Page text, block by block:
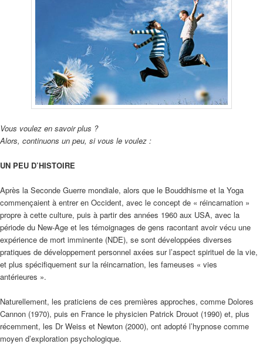
Vous voulez en savoir plus ?
Alors, continuons un peu, si vous le voulez :
UN PEU D’HISTOIRE
Après la Seconde Guerre mondiale, alors que le Bouddhisme et la Yoga
commençaient à entrer en Occident, avec le concept de « réincarnation »
propre à cette culture, puis à partir des années 1960 aux USA, avec la
période du New-Age et les témoignages de gens racontant avoir vécu une
expérience de mort imminente (NDE), se sont développées diverses
pratiques de développement personnel axées sur l’aspect spirituel de la vie,
et plus spécifiquement sur la réincarnation, les fameuses « vies
antérieures ».
Naturellement, les praticiens de ces premières approches, comme Dolores
Cannon (1970), puis en France le physicien Patrick Drouot (1990) et, plus
récemment, les Dr Weiss et Newton (2000), ont adopté l’hypnose comme
moyen d’exploration psychologique.